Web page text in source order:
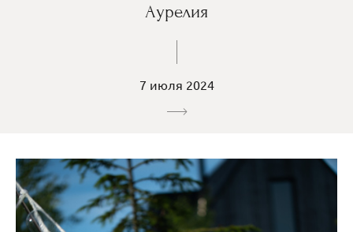
Аурелия
7 июля 2024